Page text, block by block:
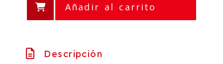
Añadir al carrito
Descripción